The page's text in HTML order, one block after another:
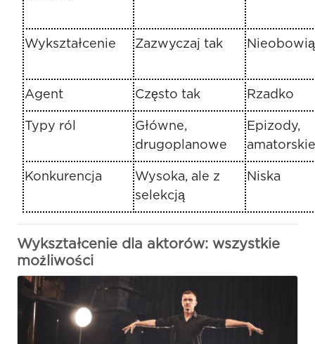
Wykształcenie Zazwyczaj tak
Agent Często tak Rzadko
Typy ról
Główne,
drugoplanowe
Epizody,
amatorskie
Konkurencja
Wysoka, ale z
selekcją
Niska
Wykształcenie dla aktorów: wszystkie
możliwości